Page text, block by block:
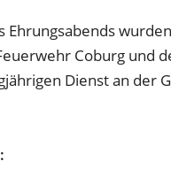
Ehrungsabends
Coburg und
Dienst an der